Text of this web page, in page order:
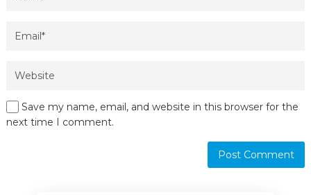
Save my name, email, and website in this browser for the
next time I comment.